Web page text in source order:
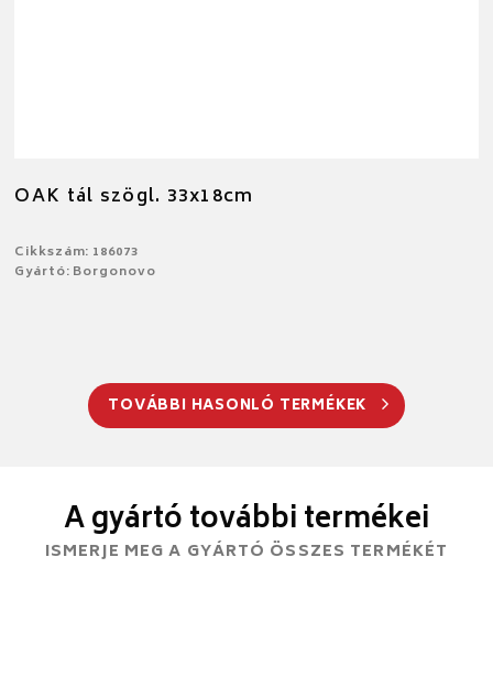
OAK tál szögl. 33x18cm
Cikkszám: 186073
Gyártó: Borgonovo
TOVÁBBI HASONLÓ TERMÉKEK
A gyártó további termékei
ISMERJE MEG A GYÁRTÓ ÖSSZES TERMÉKÉT